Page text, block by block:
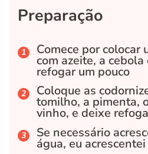
Preparação
Comece por colocar
com azeite, a
refogar um pouco
Coloque as
tomilho, a pimenta,
vinho, e deixe
Se necessário
água, eu